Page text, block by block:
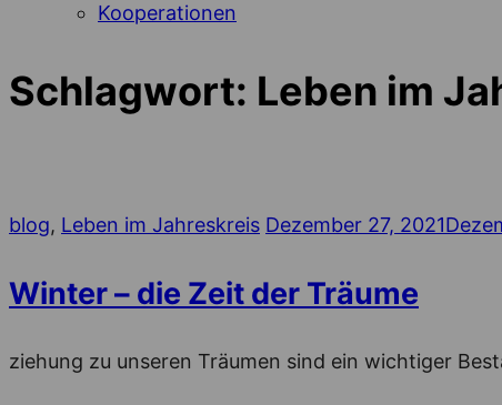
Kooperationen
Schlagwort: Leben im
blog, Leben im Jahreskreis Posted
Dezember 27, 2021
Winter – die Zeit der Träume
ziehung zu unseren Träumen sind ein wichtiger